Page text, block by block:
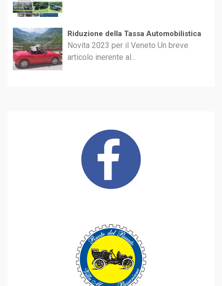
Riduzione della Tassa Automobilistica
Novita 2023 per il Veneto Un breve
articolo inerente al...